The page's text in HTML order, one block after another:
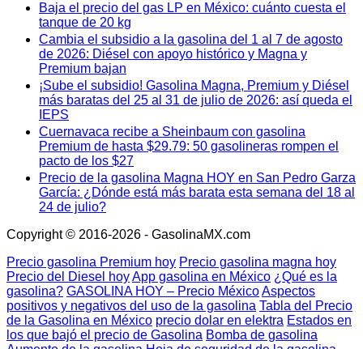
Baja el precio del gas LP en México: cuánto cuesta el
tanque de 20 kg
Cambia el subsidio a la gasolina del 1 al 7 de agosto
de 2026: Diésel con apoyo histórico y Magna y
Premium bajan
¡Sube el subsidio! Gasolina Magna, Premium y Diésel
más baratas del 25 al 31 de julio de 2026: así queda el
IEPS
Cuernavaca recibe a Sheinbaum con gasolina
Premium de hasta $29.79: 50 gasolineras rompen el
pacto de los $27
Precio de la gasolina Magna HOY en San Pedro Garza
García: ¿Dónde está más barata esta semana del 18 al
24 de julio?
Copyright © 2016-2026 - GasolinaMX.com
Precio gasolina Premium hoy Precio gasolina magna hoy
Precio del Diesel hoyApp gasolina en México ¿Qué es la
gasolina? GASOLINA HOY – Precio MéxicoAspectos
positivos y negativos del uso de la gasolina Tabla del Precio
de la Gasolina en México precio dolar en elektra Estados en
los que bajó el precio de Gasolina Bomba de gasolina